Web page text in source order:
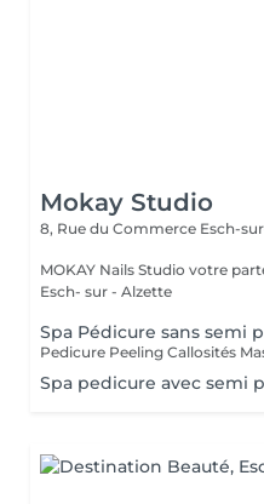
Mokay Studio
8, Rue du Commerce Esch-
MOKAY Nails Studio votre
Esch- sur - Alzette
Spa Pédicure sans semi
Pedicure Peeling Callosités
Spa pedicure avec semi